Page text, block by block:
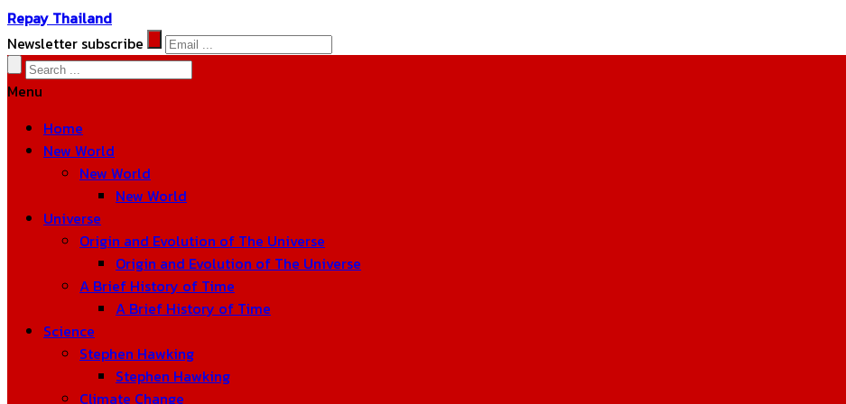
Repay Thailand
Newsletter subscribe
Menu
Home
New World
New World
New World
Universe
Origin and Evolution of The Universe
Origin and Evolution of The Universe
A Brief History of Time
A Brief History of Time
Science
Stephen Hawking
Stephen Hawking
Climate Change